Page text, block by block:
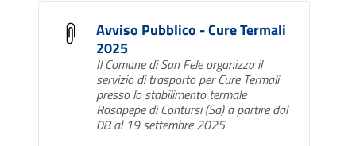
Avviso Pubblico - Cure Termali
2025
Il Comune di San Fele organizza il
servizio di trasporto per Cure Termali
presso lo stabilimento termale
Rosapepe di Contursi (Sa) a partire dal
08 al 19 settembre 2025